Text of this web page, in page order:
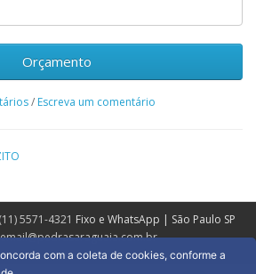
Orçamento
/ Escreva um comentário
5571-4321 Fixo e WhatsApp | São Paulo SP
email@pedrasaraguaia.com.br
com a coleta de cookies, conforme a